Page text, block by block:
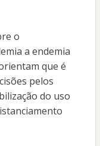
o
a endemia
que é
pelos
do uso